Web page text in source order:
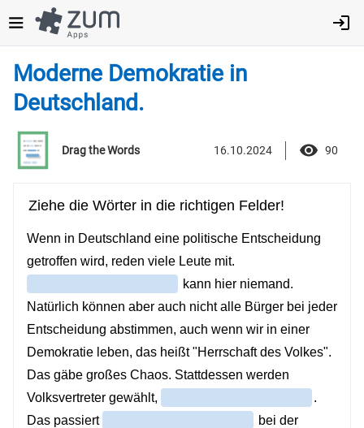
zum
Inhalt
Moderne Demokratie in
Deutschland.
Drag the Words 16.10.2024 90